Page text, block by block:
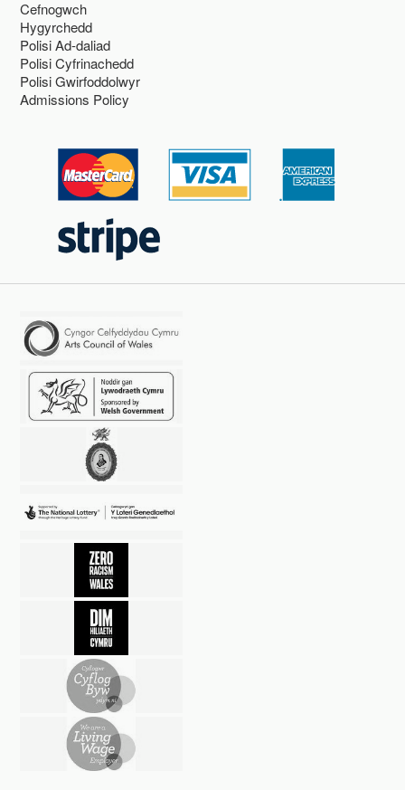
Cefnogwch
Hygyrchedd
Polisi Ad-daliad
Polisi Cyfrinachedd
Polisi Gwirfoddolwyr
Admissions Policy